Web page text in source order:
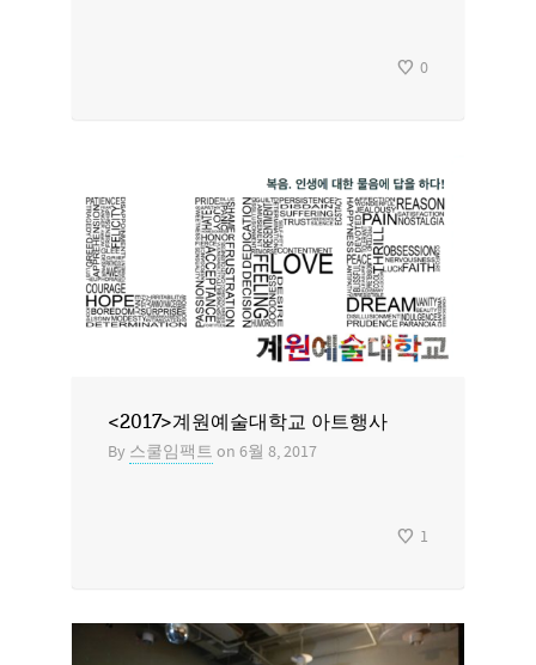
0
<2017>계원예술대학교 아트행사
By 스쿨임팩트 on 6월 8, 2017
1